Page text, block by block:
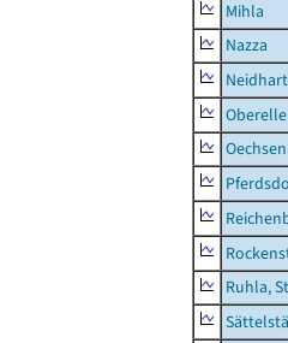
Mihla
Nazza
Oechsen
Ruhla,